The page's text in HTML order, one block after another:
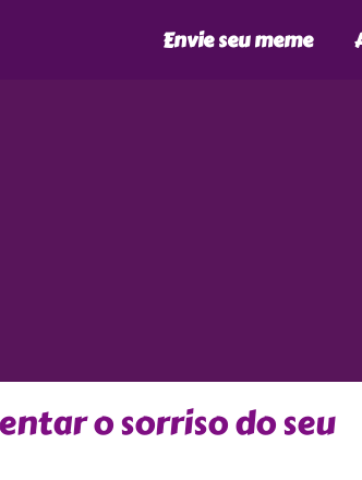
Envie seu meme
o sorriso do seu